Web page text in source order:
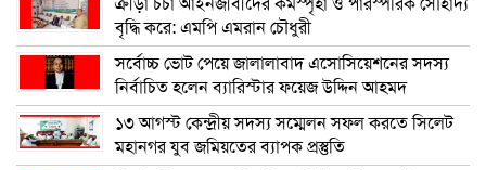
বৃদ্ধি করে: এমপি এমরান চৌধুরী
সর্বোচ্চ ভোট পেয়ে জালালাবাদ এসোসিয়েশনের সদস্য
নির্বাচিত হলেন ব্যারিস্টার ফয়েজ উদ্দিন আহমদ
১৩ আগস্ট কেন্দ্রীয় সদস্য সম্মেলন সফল করতে সিলেট
মহানগর যুব জমিয়তের ব্যাপক প্রস্তুতি